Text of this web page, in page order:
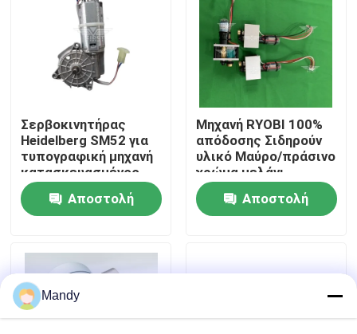
Επισκεψή εργοστασίου
Έλεγχος Ποιότητας
Επικοινωνήστε μαζί μας
Ειδήσεις
Ιστολόγιο
Σερβοκινητήρας
Heidelberg SM52 για
τυπογραφική μηχανή
κατασκευασμένος
στη Γερμανία
Αποστολή
Μηχανή RYOBI 100%
απόδοσης Σιδηρούν
υλικό Μαύρο/πράσινο
χρώμα μελάνι
κινητήρας κλειδιού
για μηχανές RYOBI
Αποστολή
Mandy